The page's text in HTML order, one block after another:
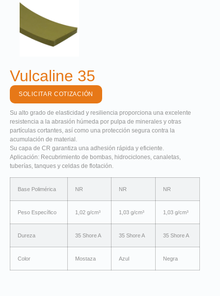
Vulcaline 35
SOLICITAR COTIZACIÓN
Su alto grado de elasticidad y resiliencia proporciona una excelente
resistencia a la abrasión húmeda por pulpa de minerales y otras
partículas cortantes, así como una protección segura contra la
acumulación de material.
Su capa de CR garantiza una adhesión rápida y eficiente.
Aplicación: Recubrimiento de bombas, hidrociclones, canaletas,
tuberías, tanques y celdas de flotación.
Base Polimérica NR NR NR
Peso Específico 1,02 g/cm³ 1,03 g/cm³ 1,03 g/cm³
Dureza 35 Shore A 35 Shore A 35 Shore A
Color Mostaza Azul Negra